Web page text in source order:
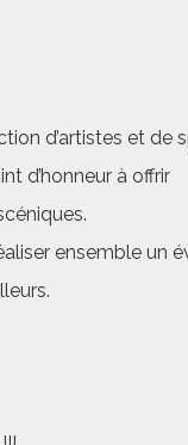
d’artistes et de
d’honneur à offrir
ensemble un